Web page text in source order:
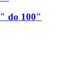
do 100"